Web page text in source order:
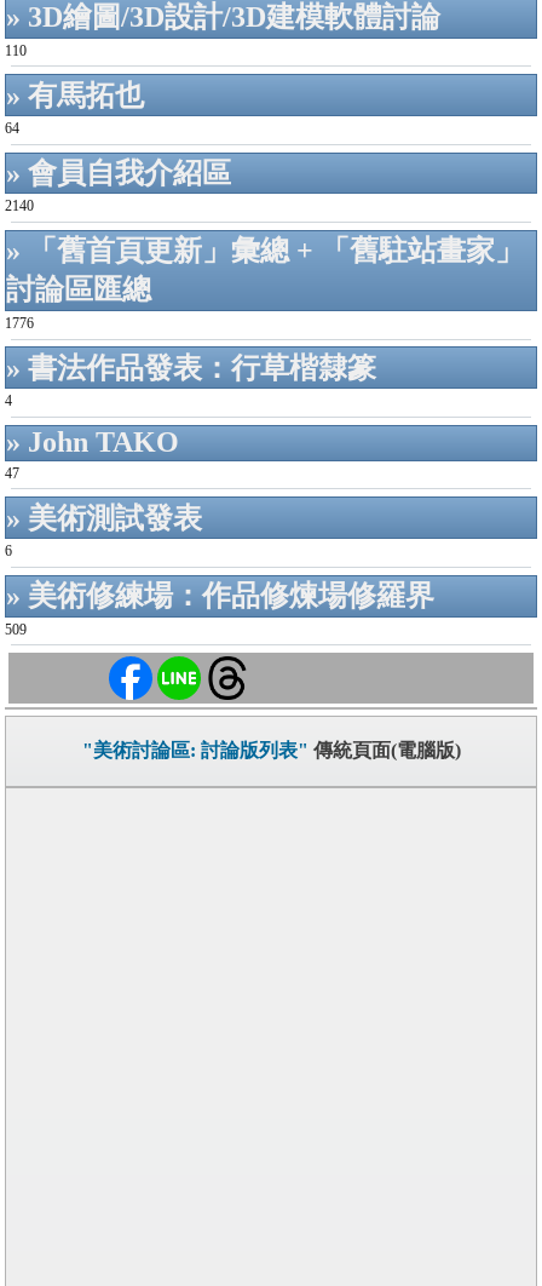
» 3D繪圖/3D設計/3D建模軟體討論
110
» 有馬拓也
64
» 會員自我介紹區
2140
» 「舊首頁更新」彙總 + 「舊駐站畫家」
討論區匯總
1776
» 書法作品發表：行草楷隸篆
4
» John TAKO
47
» 美術測試發表
6
» 美術修練場：作品修煉場修羅界
509
"美術討論區: 討論版列表" 傳統頁面(電腦版)